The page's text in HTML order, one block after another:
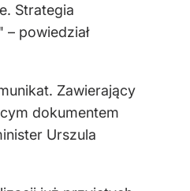
Strategia
powiedział
Zawierający
dokumentem
Urszula